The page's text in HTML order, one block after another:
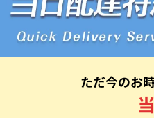
ただ今のお